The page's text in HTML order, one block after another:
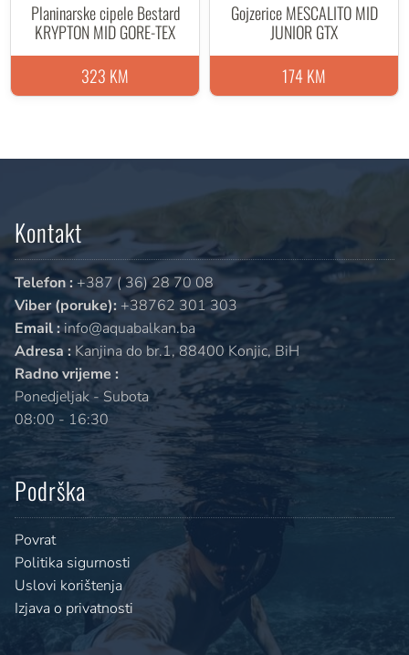
Planinarske cipele Bestard
KRYPTON MID GORE-TEX
323 KM
Gojzerice MESCALITO MID
JUNIOR GTX
174 KM
Kontakt
Telefon : +387 ( 36) 28 70 08
Viber (poruke): +38762 301 303
Email :info@aquabalkan.ba
Adresa : Kanjina do br.1, 88400 Konjic, BiH
Radno vrijeme :
Ponedjeljak - Subota
08:00 - 16:30
Podrška
Povrat
Politika sigurnosti
Uslovi korištenja
Izjava o privatnosti